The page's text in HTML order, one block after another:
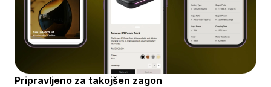
Pripravljeno za takojšen zagon